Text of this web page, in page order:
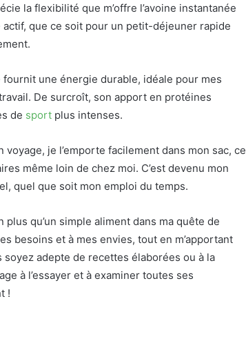
la flexibilité que m’offre l’avoine instantanée
que ce soit pour un petit-déjeuner rapide
une énergie durable, idéale pour mes
De surcroît, son apport en protéines
de sport plus intenses.
voyage, je l’emporte facilement dans mon sac, ce
même loin de chez moi. C’est devenu mon
quel que soit mon emploi du temps.
plus qu’un simple aliment dans ma quête de
besoins et à mes envies, tout en m’apportant
adepte de recettes élaborées ou à la
à l’essayer et à examiner toutes ses
!